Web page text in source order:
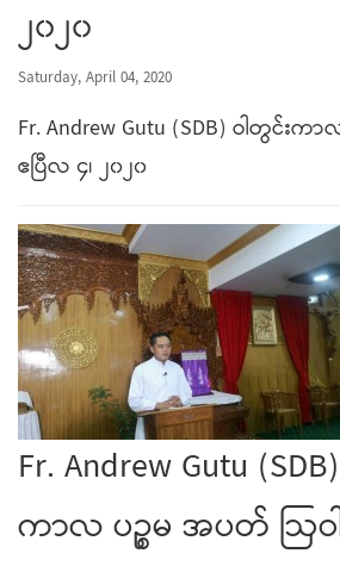
၂၀၂၀
Saturday, April 04, 2020
Fr. Andrew Gutu (SDB) ဝါတွင်း
ဧပြီလ ၄၊ ၂၀၂၀
Fr. Andrew Gutu
ကာလ ပဉ္စမ အပတ် ဩဝါ